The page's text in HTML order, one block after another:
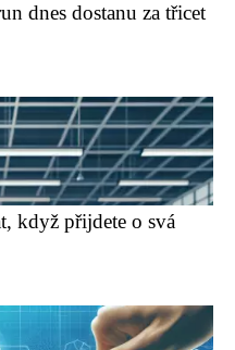
dnes dostanu za třicet
když přijdete o svá